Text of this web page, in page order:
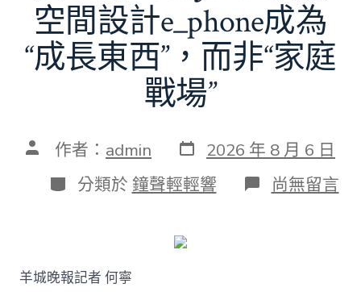
空間設計e_phone成為
“成長東西”，而非“家庭
戰場”
文 作者： admin 發
表
日
期
2026 年 8 月 6 日
分
類
分類於 鐘聲輕輕響 在
〈若
尚無留言
羊城晚報記者 何寧